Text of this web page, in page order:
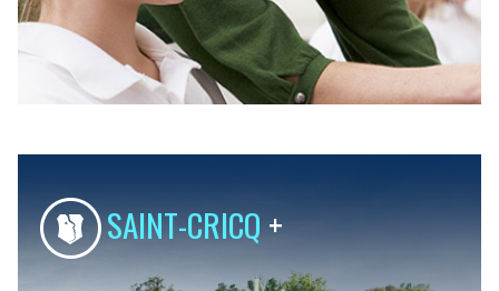
SAINT-CRICQ+